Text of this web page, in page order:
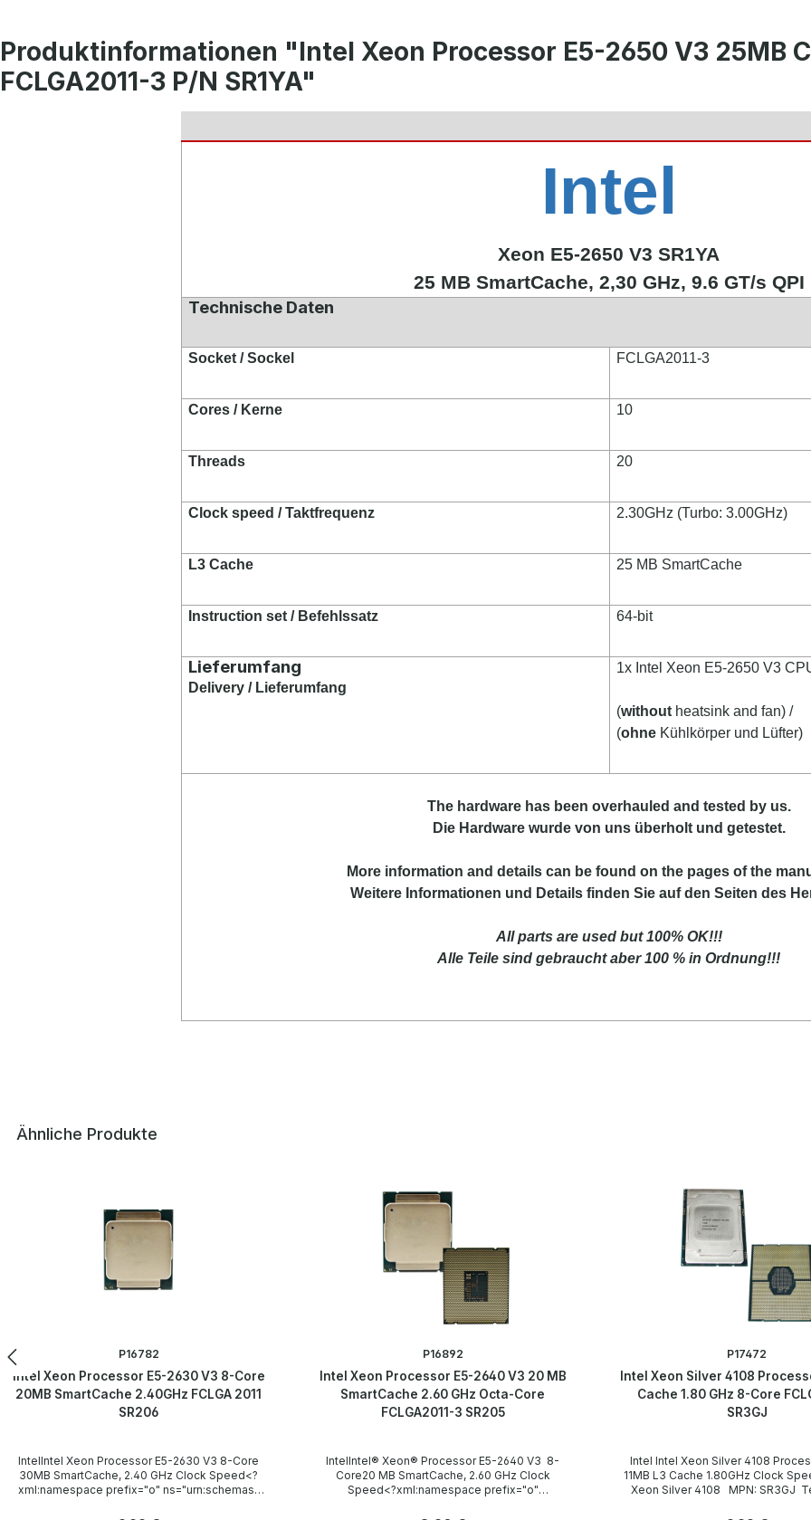
Produktinformationen "Intel Xeon Processor E5-2650 V3 25MB
FCLGA2011-3 P/N SR1YA"
Intel
Xeon E5-2650 V3 SR1YA
25 MB SmartCache, 2,30 GHz, 9.6 GT/s QPI
Technische Daten
Socket / Sockel FCLGA2011-3
Cores / Kerne 10
Threads 20
Clock speed / Taktfrequenz 2.30GHz (Turbo: 3.00GHz)
L3 Cache 25 MB SmartCache
Instruction set / Befehlssatz 64-bit
Lieferumfang
Delivery / Lieferumfang
1x Intel Xeon E5-2650 V3
(withoutheatsink and fan) /
(ohneKühlkörper und Lüfter)
The hardware has been overhauled and tested by us.
Die Hardware wurde von uns überholt und getestet.
More information and details can be found on the pages of the
Weitere Informationen und Details finden Sie auf den Seiten des
All parts are used but 100% OK!!!
Alle Teile sind gebraucht aber 100 % in Ordnung!!!
Ähnliche Produkte
P16782
Intel Xeon Processor E5-2630 V3 8-Core
20MB SmartCache 2.40GHz FCLGA 2011
SR206
IntelIntel Xeon Processor E5-2630 V3 8-Core
30MB SmartCache, 2.40 GHz Clock Speed<?
xml:namespace prefix="o" ns="urn:schemas-
P16892
Intel Xeon Processor E5-2640 V3 20 MB
SmartCache 2.60 GHz Octa-Core
FCLGA2011-3 SR205
IntelIntel® Xeon® Processor E5-2640 V3 8-
Core20 MB SmartCache, 2.60 GHz Clock
Speed<?xml:namespace prefix="o"
P17472
Intel Xeon Silver 4108
Cache 1.80 GHz 8-Core
SR3GJ
11MB L3 Cache 1.80GHz Clock Speed
Xeon Silver 4108 MPN: SR3GJ Technische